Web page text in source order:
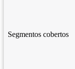
Segmentos cobertos